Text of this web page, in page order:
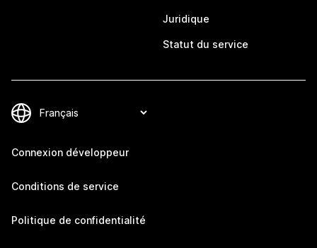
Juridique
Statut du service
Connexion développeur
Conditions de service
Politique de confidentialité